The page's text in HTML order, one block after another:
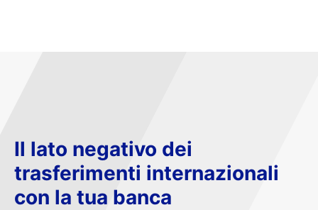
Il lato negativo dei
trasferimenti internazionali
con la tua banca